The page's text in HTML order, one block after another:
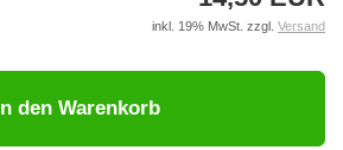
inkl. 19% MwSt. zzgl. Versand
In den Warenkorb